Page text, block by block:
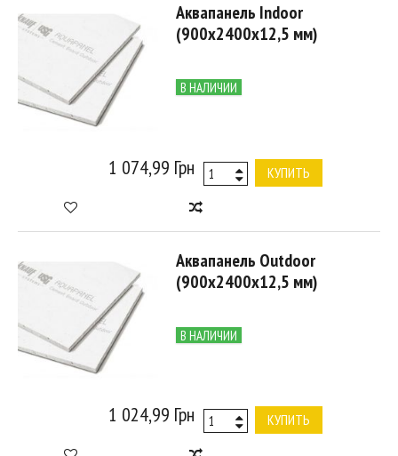
Аквапанель Indoor
(900х2400х12,5 мм)
В НАЛИЧИИ
1 074,99 Грн КУПИТЬ
Аквапанель Outdoor
(900х2400х12,5 мм)
В НАЛИЧИИ
1 024,99 Грн КУПИТЬ